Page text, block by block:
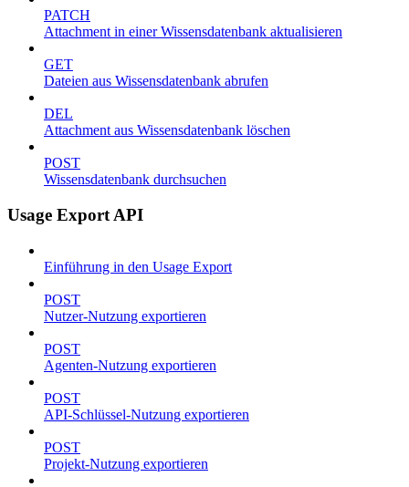
PATCH
Attachment in einer Wissensdatenbank aktualisieren
GET
Dateien aus Wissensdatenbank abrufen
DEL
Attachment aus Wissensdatenbank löschen
POST
Wissensdatenbank durchsuchen
Usage Export API
Einführung in den Usage Export
POST
Nutzer-Nutzung exportieren
POST
Agenten-Nutzung exportieren
POST
API-Schlüssel-Nutzung exportieren
POST
Projekt-Nutzung exportieren